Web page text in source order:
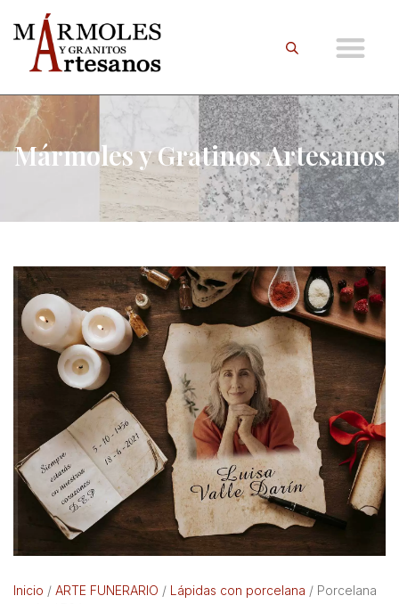
Mármoles y Gratinos Artesanos
Inicio / ARTE FUNERARIO / Lápidas con porcelana / Porcelana